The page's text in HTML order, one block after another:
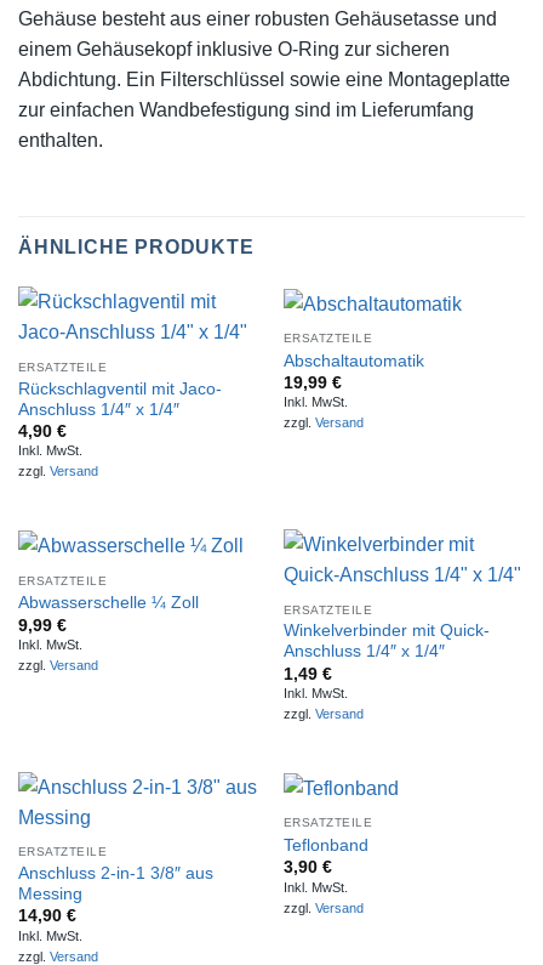
Gehäuse besteht aus einer robusten Gehäusetasse und
einem Gehäusekopf inklusive O-Ring zur sicheren
Abdichtung. Ein Filterschlüssel sowie eine Montageplatte
zur einfachen Wandbefestigung sind im Lieferumfang
enthalten.
ÄHNLICHE PRODUKTE
ERSATZTEILE
Rückschlagventil mit Jaco-
Anschluss 1/4″ x 1/4″
4,90 €
Inkl. MwSt.
zzgl. Versand
ERSATZTEILE
Abschaltautomatik
19,99 €
Inkl. MwSt.
zzgl. Versand
ERSATZTEILE
Abwasserschelle ¼ Zoll
9,99 €
Inkl. MwSt.
zzgl. Versand
ERSATZTEILE
Winkelverbinder mit Quick-
Anschluss 1/4″ x 1/4″
1,49 €
Inkl. MwSt.
zzgl. Versand
ERSATZTEILE
Anschluss 2-in-1 3/8″ aus
Messing
14,90 €
Inkl. MwSt.
zzgl. Versand
ERSATZTEILE
Teflonband
3,90 €
Inkl. MwSt.
zzgl. Versand